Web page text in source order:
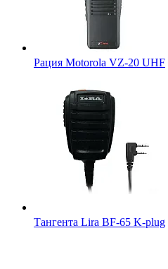
Рация Motorola VZ-20 UHF
Тангента Lira BF-65 K-plug